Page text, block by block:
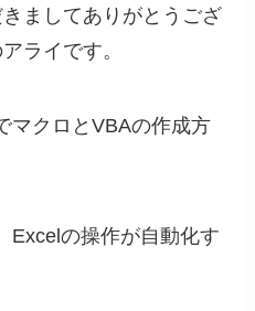
ましてありがとうござ
ライです。
マクロとVBAの作成方
Excelの操作が自動化す